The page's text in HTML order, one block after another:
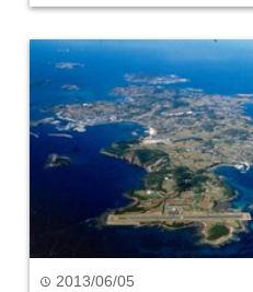
time 2013/06/05